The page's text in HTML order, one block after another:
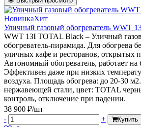
НовинкаХит
Уличный газовый обогреватель WWT
WWT 13I TOTAL Black – Уличный
обогреватель-пирамида. Для обогрева
уличных кафе и ресторанов, открытых
Автономный обогреватель, работает на
Эффективен даже при низких
воздуха. Площадь обогрева: до 20-30
нержавеющей стали, цвет: TOTAL
контроль, отключение при падении.
38 900 ₽/шт
-
+ Купить